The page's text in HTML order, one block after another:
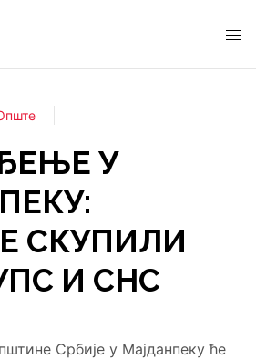
У
СКУПИЛИ
И СНС
Србије у Мајданпеку ће